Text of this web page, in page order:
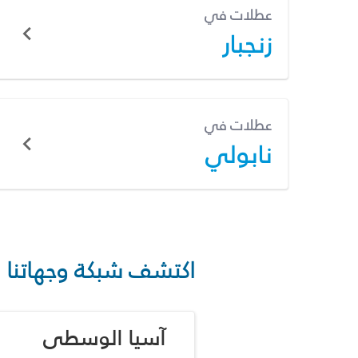
عطلات في
زنجبار
عطلات في
نابولي
اكتشف شبكة وجهاتنا
آسيا الوسطى